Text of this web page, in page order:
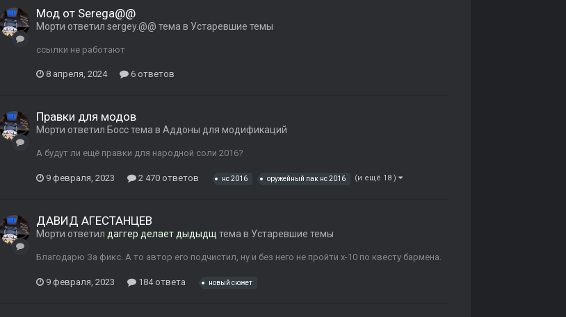
Мод от Serega@@
Морти ответил sergey.@@ тема в Устаревшие темы
ссылки не работают
8 апреля, 2024 6 ответов
Правки для модов
Морти ответил Босстема в Аддоны для модификаций
А будут ли ещё правки для народной соли 2016?
9 февраля, 2023 2 470 ответов нс 2016 оружейный пак нс 2016 (и ещё 18 )
ДАВИД АГЕСТАНЦЕВ
Морти ответил даггер делает дыдыдщ тема в Устаревшие темы
Благодарю За фикс. А то автор его подчистил, ну и без него не пройти х-10 по квесту бармена.
9 февраля, 2023 184 ответа новый сюжет